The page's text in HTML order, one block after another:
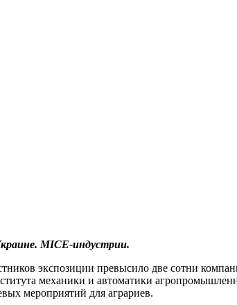
MICE-индустрии.
экспозиции превысило две сотни
механики и автоматики
мероприятий для аграриев.